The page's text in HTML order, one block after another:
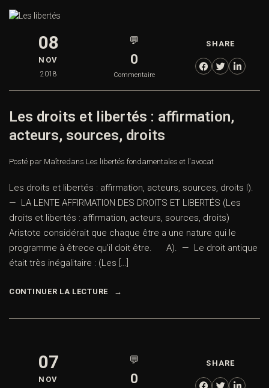
08
NOV
2018
💬
0
Commentaire
SHARE
Les droits et libertés : affirmation,
acteurs, sources, droits
Posté par Maîtredans Les libertés fondamentales et l'avocat
Les droits et libertés : affirmation, acteurs, sources, droits I).
— LA LENTE AFFIRMATION DES DROITS ET LIBERTÉS (Les
droits et libertés : affirmation, acteurs, sources, droits)
Aristote considérait que chaque être a une nature qui le
programme à êtrece qu’il doit être. A). — Le droit antique
était très inégalitaire : (Les […]
CONTINUER LA LECTURE
07
NOV
💬
0
SHARE